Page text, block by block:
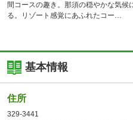
間コースの趣き。那須の穏やかな気候
る。リゾート感覚にあふれたコー
基本情報
住所
329-3441